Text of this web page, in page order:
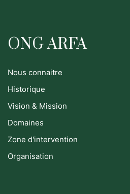
ONG ARFA
Nous connaitre
Historique
Vision & Mission
Domaines
Zone d'intervention
Organisation